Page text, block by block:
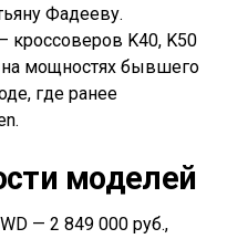
Фадееву.
кроссоверов K40, K50
на мощностях бывшего
где ранее
моделей
— 2 849 000 руб.,